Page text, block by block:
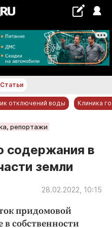
°С
Статьи
отключений воды Клиника
репортажи
содержания в
земли
28.02.2022, 10:15
придомовой
в собственности